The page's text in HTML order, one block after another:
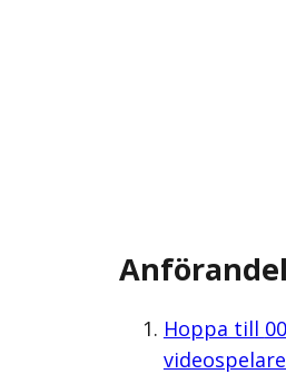
Hoppa till